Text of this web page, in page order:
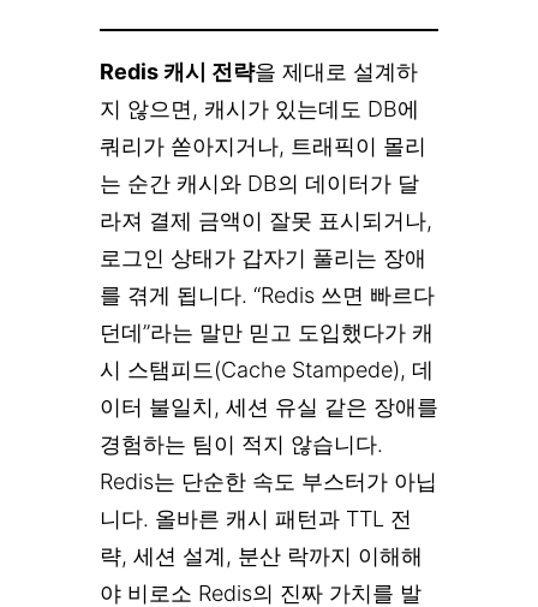
Redis 캐시 전략을 제대로 설계하
지 않으면, 캐시가 있는데도 DB에
쿼리가 쏟아지거나, 트래픽이 몰리
는 순간 캐시와 DB의 데이터가 달
라져 결제 금액이 잘못 표시되거나,
로그인 상태가 갑자기 풀리는 장애
를 겪게 됩니다. “Redis 쓰면 빠르다
던데”라는 말만 믿고 도입했다가 캐
시 스탬피드(Cache Stampede), 데
이터 불일치, 세션 유실 같은 장애를
경험하는 팀이 적지 않습니다.
Redis는 단순한 속도 부스터가 아닙
니다. 올바른 캐시 패턴과 TTL 전
략, 세션 설계, 분산 락까지 이해해
야 비로소 Redis의 진짜 가치를 발